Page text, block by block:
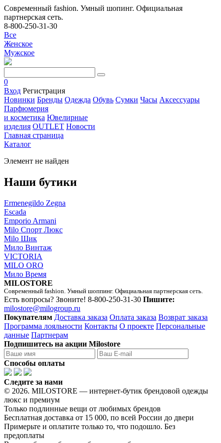
Современный fashion. Умный шопинг. Официальная
партнерская сеть.
8-800-250-31-30
Все
Женское
Мужское
0
Вход Регистрация
Новинки Бренды Одежда Обувь Сумки Часы Аксессуары
Парфюмерия
и косметика Ювелирные
изделия OUTLET Новости
Главная страница
Каталог
Элемент не найден
Наши бутики
Ermenegildo Zegna
Escada
Emporio Armani
Milo Спорт Люкс
Milo Шик
Мило Винтаж
VICTORIA
MILO ORO
Мило Время
MILOSTORE
Современный fashion. Умный шоппинг. Официальная партнерская сеть.
Есть вопросы? Звоните! 8-800-250-31-30 Пишите:
milostore@milogroup.ru
Покупателям Доставка заказа Оплата заказа Возврат заказа
Программа лояльности Контакты О проекте Персональные
данные Партнерам
Подпишитесь на акции Milostore
Способы оплаты
Следите за нами
© 2026. MILOSTORE — интернет-бутик брендовой одежды
люкс и премиум
Только подлинные вещи от любимых брендов
Бесплатная доставка от 15 000, по всей России до двери
Примерьте и оплатите только то, что подошло. Без
предоплаты